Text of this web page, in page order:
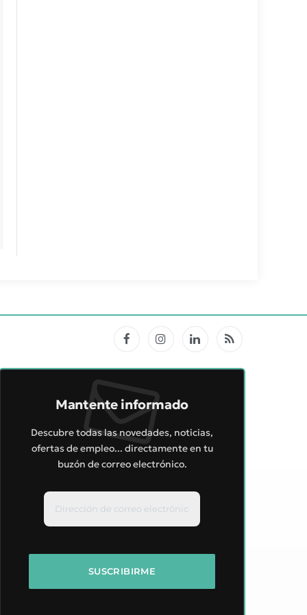
FacebookInstagramLinkedInRSS
Mantente informado
Descubre todas las novedades, noticias,
ofertas de empleo... directamente en tu
buzón de correo electrónico.